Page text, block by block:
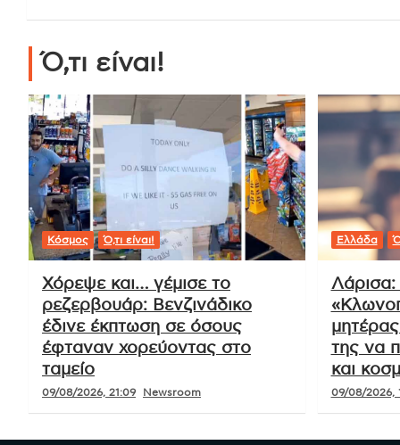
Ό,τι είναι!
Κόσμος Ό,τι είναι!
Χόρεψε και… γέμισε το
ρεζερβουάρ: Βενζινάδικο
έδινε έκπτωση σε όσους
έφταναν χορεύοντας στο
ταμείο
09/08/2026, 21:09 Newsroom
Ελλάδα
μητέρας
της να
και
09/08/2026,